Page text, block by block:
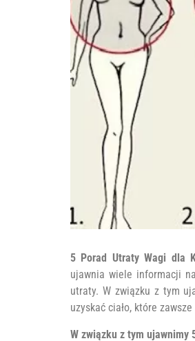
5 Porad Utraty Wagi dla
ujawnia wiele informacji
utraty. W związku z tym
uzyskać ciało, które zawsze
W związku z tym ujawnimy